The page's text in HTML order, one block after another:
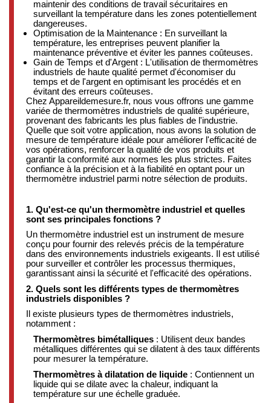
maintenir des conditions de travail sécuritaires en
surveillant la température dans les zones potentiellement
dangereuses.
Optimisation de la Maintenance : En surveillant la
température, les entreprises peuvent planifier la
maintenance préventive et éviter les pannes coûteuses.
Gain de Temps et d'Argent : L'utilisation de thermomètres
industriels de haute qualité permet d'économiser du
temps et de l'argent en optimisant les procédés et en
évitant des erreurs coûteuses.
Chez Appareildemesure.fr, nous vous offrons une gamme
variée de thermomètres industriels de qualité supérieure,
provenant des fabricants les plus fiables de l'industrie.
Quelle que soit votre application, nous avons la solution de
mesure de température idéale pour améliorer l'efficacité de
vos opérations, renforcer la qualité de vos produits et
garantir la conformité aux normes les plus strictes. Faites
confiance à la précision et à la fiabilité en optant pour un
thermomètre industriel parmi notre sélection de produits.
1. Qu'est-ce qu'un thermomètre industriel et quelles
sont ses principales fonctions ?
Un thermomètre industriel est un instrument de mesure
conçu pour fournir des relevés précis de la température
dans des environnements industriels exigeants. Il est utilisé
pour surveiller et contrôler les processus thermiques,
garantissant ainsi la sécurité et l'efficacité des opérations.
2. Quels sont les différents types de thermomètres
industriels disponibles ?
Il existe plusieurs types de thermomètres industriels,
notamment :
Thermomètres bimétalliques: Utilisent deux bandes
métalliques différentes qui se dilatent à des taux différents
pour mesurer la température.
Thermomètres à dilatation de liquide: Contiennent un
liquide qui se dilate avec la chaleur, indiquant la
température sur une échelle graduée.